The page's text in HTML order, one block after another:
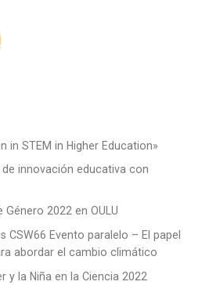
in STEM in Higher Education»
de innovación educativa con
2022 en OULU
CSW66 Evento paralelo – El papel
abordar el cambio climático
y la Niña en la Ciencia 2022